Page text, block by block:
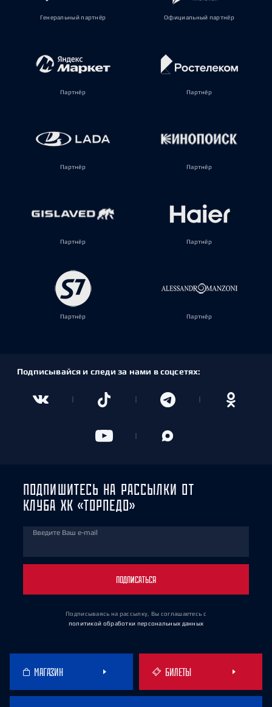
Генеральный партнёр Официальный партнёр
Партнёр Партнёр
Партнёр Партнёр
Партнёр Партнёр
Партнёр Партнёр
Подписывайся и следи за нами в соцсетях:
ПОДПИШИТЕСЬ НА РАССЫЛКИ ОТ
КЛУБА ХК «ТОРПЕДО»
Введите Ваш e-mail
ПОДПИСАТЬСЯ
Подписываясь на рассылку, Вы соглашаетесь с
политикой обработки персональных данных
МАГАЗИН БИЛЕТЫ